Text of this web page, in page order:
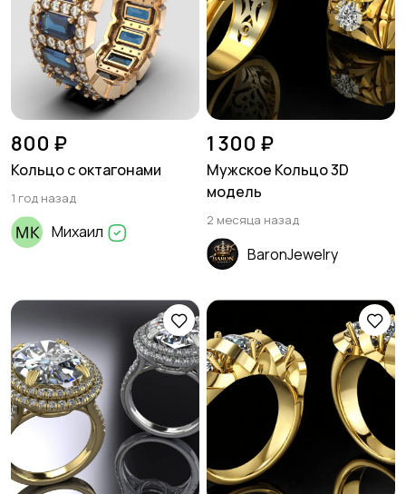
800 ₽
Кольцо с октагонами
1 год назад
Михаил
1 300 ₽
Мужское Кольцо 3D
модель
2 месяца назад
BaronJewelry